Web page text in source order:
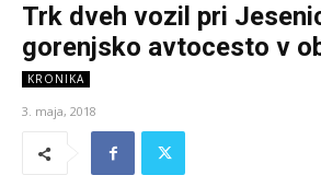
Trk dveh vozil pri
gorenjsko avtocesto v
KRONIKA
3. maja, 2018